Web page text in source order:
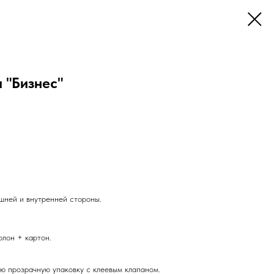
"Бизнес"
и внутренней стороны.
+ картон.
прозрачную упаковку с клеевым клапаном.